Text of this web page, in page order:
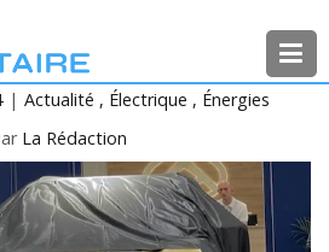
Actualité Électrique
Énergies
La Rédaction